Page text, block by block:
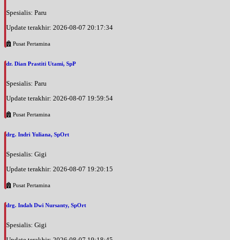
Spesialis: Paru
Update terakhir: 2026-08-07 20:17:34
Pusat Pertamina
dr. Dian Prastiti Utami, SpP
Spesialis: Paru
Update terakhir: 2026-08-07 19:59:54
Pusat Pertamina
drg. Indri Yuliana, SpOrt
Spesialis: Gigi
Update terakhir: 2026-08-07 19:20:15
Pusat Pertamina
drg. Indah Dwi Nursanty, SpOrt
Spesialis: Gigi